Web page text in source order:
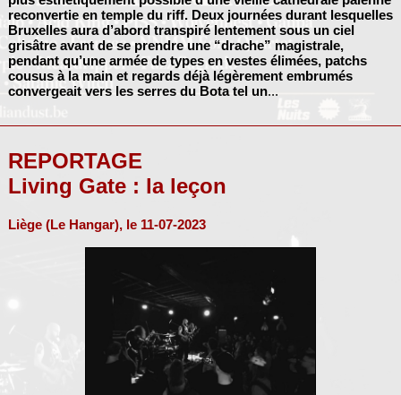
reconvertie en temple du riff. Deux journées durant lesquelles
Bruxelles aura d’abord transpiré lentement sous un ciel
grisâtre avant de se prendre une “drache” magistrale,
pendant qu’une armée de types en vestes élimées, patchs
cousus à la main et regards déjà légèrement embrumés
convergeait vers les serres du Bota tel un...
REPORTAGE
Living Gate : la leçon
Liège (Le Hangar), le 11-07-2023